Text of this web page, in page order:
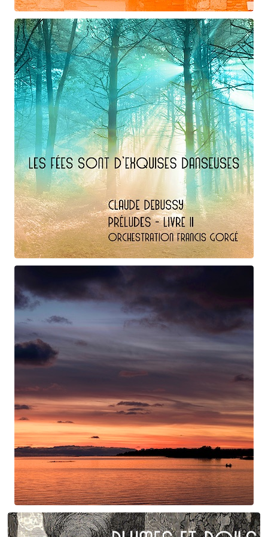
Claude Debussy
La puerta del vino
Claude Debussy
Les fées ...